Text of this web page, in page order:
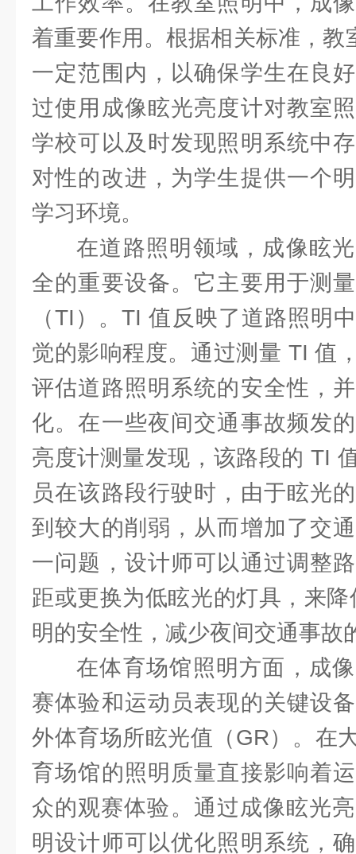
着重要作用。根据相关标准，教
一定范围内，以确保学生在良
过使用成像眩光亮度计对教室
学校可以及时发现照明系统中
对性的改进，为学生提供一个
学习环境。
在道路照明领域，成像眩
全的重要设备。它主要用于测
（TI）。TI 值反映了道路照明
觉的影响程度。通过测量 TI 值
评估道路照明系统的安全性，
化。在一些夜间交通事故频发
亮度计测量发现，该路段的 TI
员在该路段行驶时，由于眩光
到较大的削弱，从而增加了交
一问题，设计师可以通过调整
距或更换为低眩光的灯具，来
明的安全性，减少夜间交通事故
在体育场馆照明方面，成
赛体验和运动员表现的关键设
外体育场所眩光值（GR）。在
育场馆的照明质量直接影响着
众的观赛体验。通过成像眩光
明设计师可以优化照明系统，